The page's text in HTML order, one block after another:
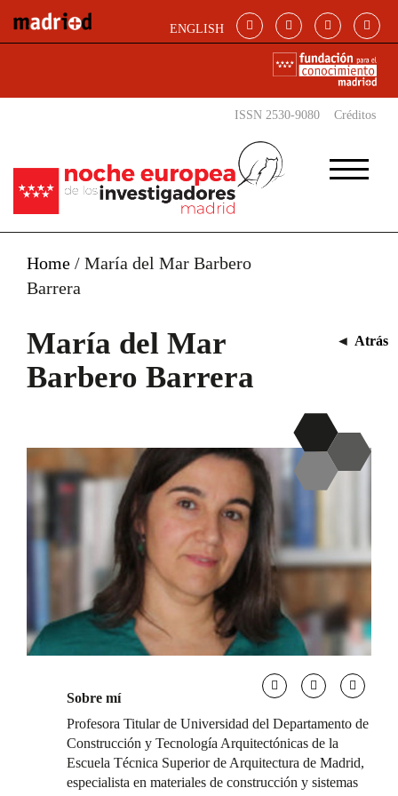
ENGLISH
ISSN 2530-9080 Créditos
Home / María del Mar Barbero
Barrera
María del Mar
Barbero Barrera
◄ Atrás
Sobre mí
Profesora Titular de Universidad del Departamento de
Construcción y Tecnología Arquitectónicas de la
Escuela Técnica Superior de Arquitectura de Madrid,
especialista en materiales de construcción y sistemas